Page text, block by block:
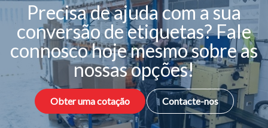
Precisa de ajuda com a sua
conversão de etiquetas? Fale
connosco hoje mesmo sobre as
nossas opções!
Obter uma cotação Contacte-nos